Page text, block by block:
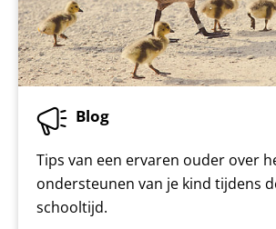
Blog
Tips van een ervaren ouder over
ondersteunen van je kind tijdens
schooltijd.